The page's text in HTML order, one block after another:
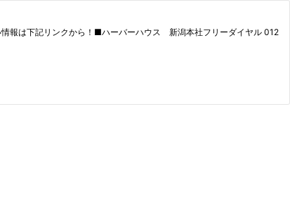
報は下記リンクから！■ハーバーハウス 新潟本社フリーダイヤル 012